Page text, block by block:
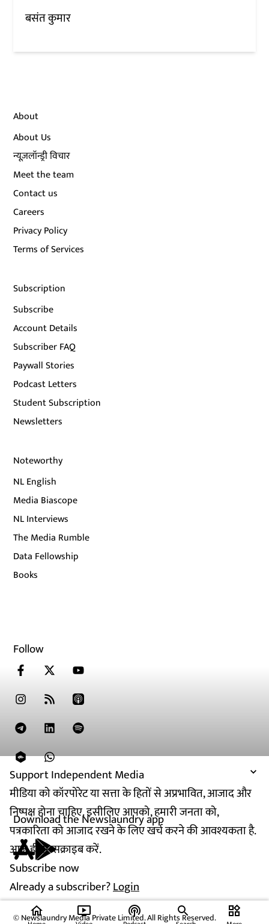
Support Independent Media
मीडिया को कॉरपोरेट या सत्ता के हितों से अप्रभावित, आजाद और
निष्पक्ष होना चाहिए. इसीलिए आपको, हमारी जनता को,
पत्रकारिता को आजाद रखने के लिए खर्च करने की आवश्यकता है.
आज ही सब्सक्राइब करें.
Subscribe now
Already a subscriber?Login
बसंत कुमार
About
About Us
न्यूज़लॉन्ड्री विचार
Meet the team
Contact us
Careers
Privacy Policy
Terms of Services
Subscription
Subscribe
Account Details
Subscriber FAQ
Paywall Stories
Podcast Letters
Student Subscription
Newsletters
Noteworthy
NL English
Media Biascope
NL Interviews
The Media Rumble
Data Fellowship
Books
Follow
Download the Newslaundry app
© Newslaundry Media Private Limited. All Rights Reserved.
home ondemand_video podcasts widgets